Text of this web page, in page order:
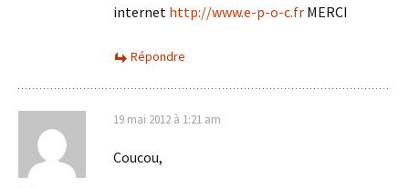
internet http://www.e-p-o-c.fr MERCI
Répondre
19 mai 2012 à 1:21 am
Coucou,